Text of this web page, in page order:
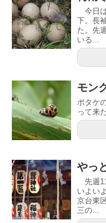
今日
下。長
た。先
いる...
モン
ポタケ
って来た
やっ
先週
いよい
京台東
三の...